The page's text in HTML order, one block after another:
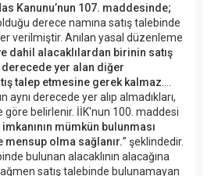
Kanunu’nun 107. maddesinde;
derece namına satış talebinde
verilmiştir. Anılan yasal düzenleme
dahil alacaklılardan birinin satış
yer alan diğer
talep etmesine gerek kalmaz
aynı derecede yer alıp almadıkları,
göre belirlenir. İİK'nun 100. maddesi
mümkün bulunması
mensup olma sağlanır.” şeklindedir.
bulunan alacaklının alacağına
satış talebinde bulunamayan